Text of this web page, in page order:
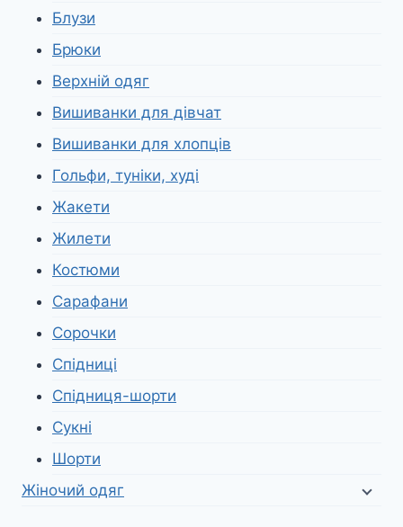
Блузи
Брюки
Верхній одяг
Вишиванки для дівчат
Вишиванки для хлопців
Гольфи, туніки, худі
Жакети
Жилети
Костюми
Сарафани
Сорочки
Спідниці
Спідниця-шорти
Сукні
Шорти
Жіночий одяг